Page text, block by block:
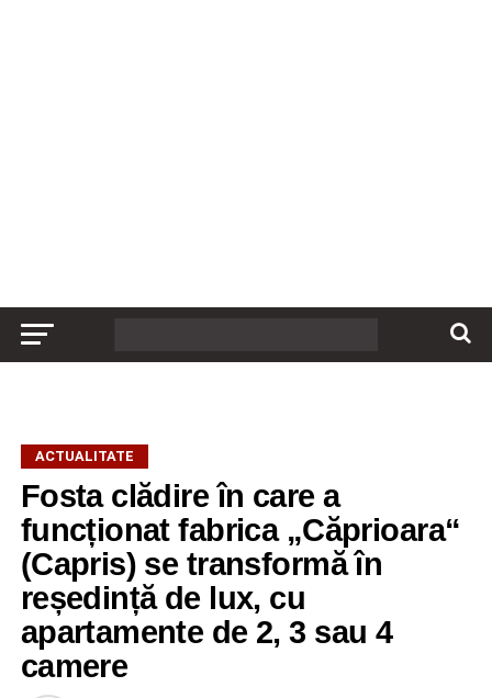
ACTUALITATE
Fosta clădire în care a
funcționat fabrica „Căprioara“
(Capris) se transformă în
reședință de lux, cu
apartamente de 2, 3 sau 4
camere